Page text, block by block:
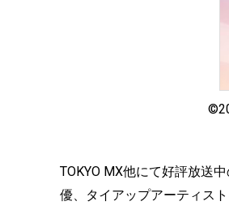
TOKYO MX他にて好評放送
優、タイアップアーティス